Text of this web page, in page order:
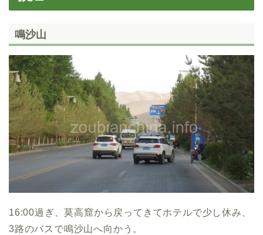
鳴沙山
16:00過ぎ、莫高窟から戻ってきてホテルで少し休み、
3路のバスで鳴沙山へ向かう。